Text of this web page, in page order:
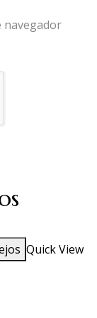
navegador
Quick View